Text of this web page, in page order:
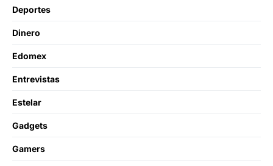
Deportes
Dinero
Edomex
Entrevistas
Estelar
Gadgets
Gamers